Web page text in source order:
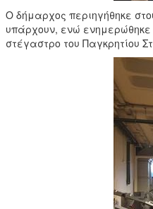
Ο δήμαρχος περιηγήθηκε
υπάρχουν, ενώ ενημερώθηκε
στέγαστρο του Παγκρητίου